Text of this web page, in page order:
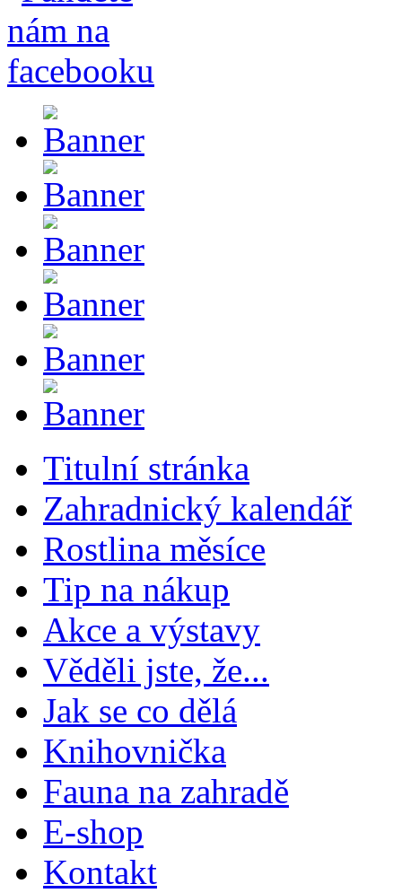
Titulní stránka
Zahradnický kalendář
Rostlina měsíce
Tip na nákup
Akce a výstavy
Věděli jste, že...
Jak se co dělá
Knihovnička
Fauna na zahradě
E-shop
Kontakt